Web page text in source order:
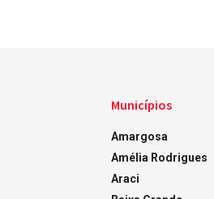
Municípios
Amargosa
Amélia Rodrigues
Araci